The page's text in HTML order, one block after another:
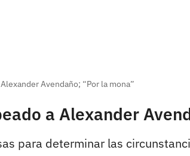
Avendaño; “Por la mona”
a Alexander
para determinar las